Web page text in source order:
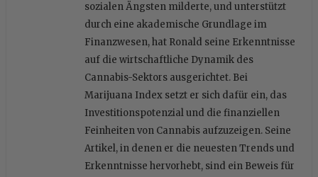
sozialen Ängsten milderte, und unterstützt
durch eine akademische Grundlage im
Finanzwesen, hat Ronald seine Erkenntnisse
auf die wirtschaftliche Dynamik des
Cannabis-Sektors ausgerichtet. Bei
Marijuana Index setzt er sich dafür ein, das
Investitionspotenzial und die finanziellen
Feinheiten von Cannabis aufzuzeigen. Seine
Artikel, in denen er die neuesten Trends und
Erkenntnisse hervorhebt, sind ein Beweis für